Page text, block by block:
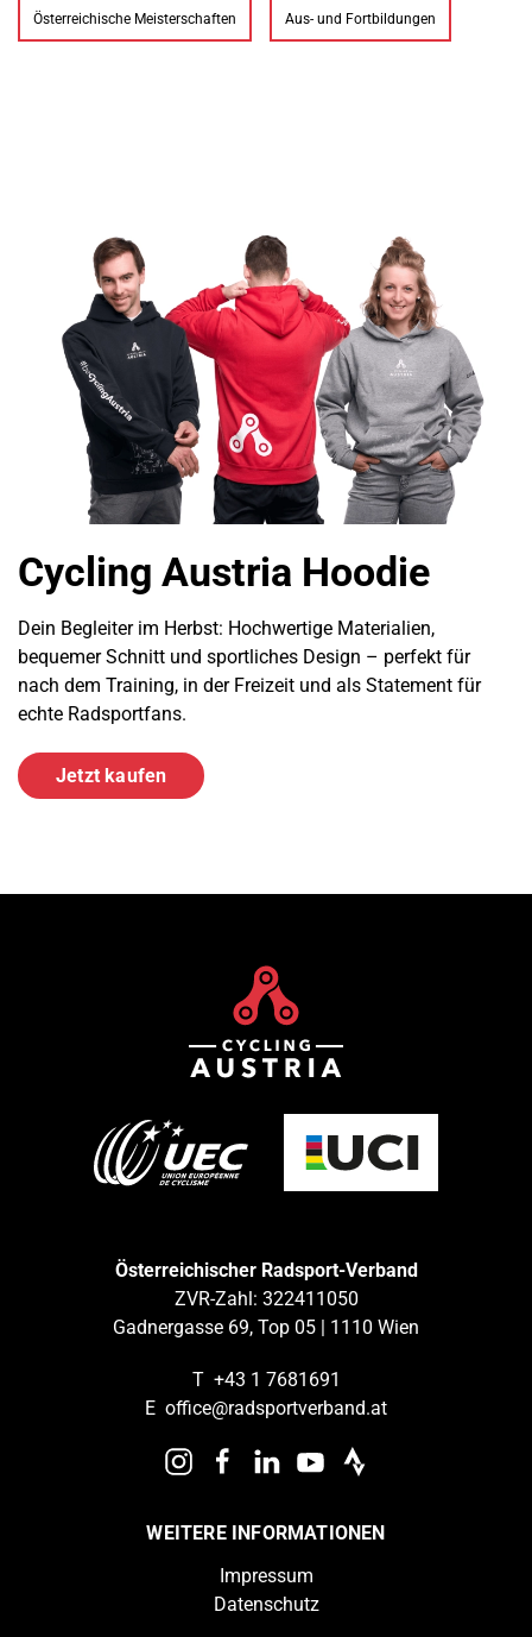
Österreichische Meisterschaften Aus- und Fortbildungen
Cycling Austria Hoodie
Dein Begleiter im Herbst: Hochwertige Materialien,
bequemer Schnitt und sportliches Design – perfekt für
nach dem Training, in der Freizeit und als Statement für
echte Radsportfans.
Jetzt kaufen
Österreichischer Radsport-Verband
ZVR-Zahl: 322411050
Gadnergasse 69, Top 05 | 1110 Wien
T +43 1 7681691
E office@radsportverband.at
WEITERE INFORMATIONEN
Impressum
Datenschutz